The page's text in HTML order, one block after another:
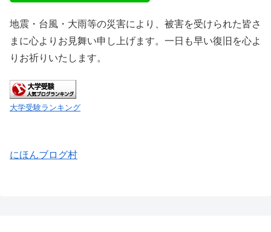
地震・台風・大雨等の災害により、被害を受けられた皆さ
まに心よりお見舞い申し上げます。一日も早い復旧を心よ
りお祈りいたします。
大学受験ランキング
にほんブログ村